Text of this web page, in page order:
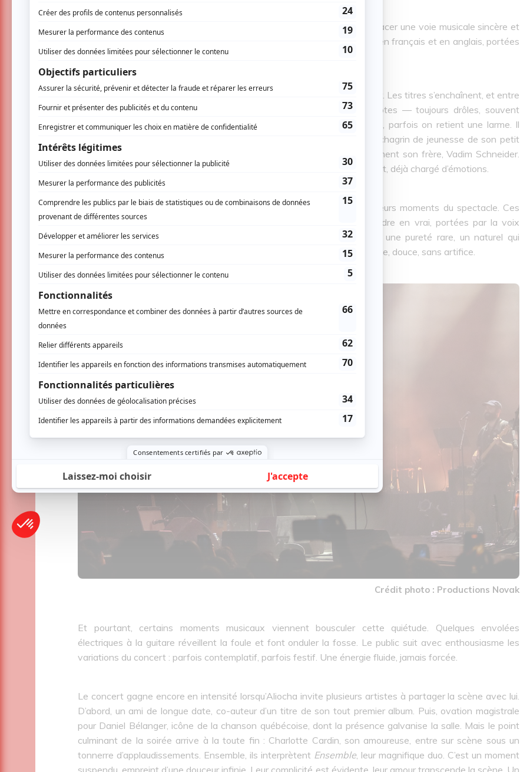
Né en France et grandi au Québec, Aliocha a su, en quelques années, tracer une voie musicale sincère et
poétique. Avec trois albums à son actif, il tisse des chansons sensibles, en français et en anglais, portées
par une voix douce et une présence scénique désarmante de simplicité.
Dès les premières notes, le public chante avec lui, en chœur, avec ferveur. Les titres s’enchaînent, et entre
les chansons, Aliocha prend le temps de raconter de petites anecdotes — toujours drôles, souvent
tendres — qui donnent au spectacle une intimité rare. On rit, on sourit, parfois on retient une larme. Il
évoque cette fille dont il a été amoureux pendant près de dix ans, un chagrin de jeunesse de son petit
frère, ou encore la chambre de quelqu’un qui lui manque, vraisemblablement son frère, Vadim Schneider.
Ces instants suspendus ajoutent une profondeur touchante à son concert, déjà chargé d’émotions.
Pour ma part, difficile de ne pas laisser couler quelques larmes à plusieurs moments du spectacle. Ces
chansons, je les ai écoutées en boucle pendant deux ans. Les entendre en vrai, portées par la voix
d’Aliocha, était bouleversant et réconfortant à la fois. Il y a chez lui une pureté rare, un naturel qui
transparaît tant dans sa manière d’être que dans sa scénographie : épurée, douce, sans artifice.
Crédit photo : Productions Novak
Et pourtant, certains moments musicaux viennent bousculer cette quiétude. Quelques envolées
électriques à la guitare réveillent la foule et font onduler la fosse. Le public suit avec enthousiasme les
variations du concert : parfois contemplatif, parfois festif. Une énergie fluide, jamais forcée.
Le concert gagne encore en intensité lorsqu’Aliocha invite plusieurs artistes à partager la scène avec lui.
D’abord, un ami de longue date, co-auteur d’un titre de son tout premier album. Puis, ovation magistrale
pour Daniel Bélanger, icône de la chanson québécoise, dont la présence galvanise la salle. Mais le point
culminant de la soirée arrive à la toute fin : Charlotte Cardin, son amoureuse, entre sur scène sous un
tonnerre d’applaudissements. Ensemble, ils interprètent Ensemble, leur magnifique duo. C’est un moment